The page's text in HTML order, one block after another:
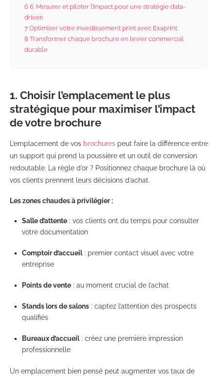
66. Mesurer et piloter l’impact pour une stratégie data-
driven
7Optimiser votre investissement print avec Exaprint
8 Transformer chaque brochure en levier commercial
durable
1. Choisir l’emplacement le plus
stratégique pour maximiser l’impact
de votre brochure
L’emplacement de vos brochures peut faire la différence entre
un support qui prend la poussière et un outil de conversion
redoutable. La règle d’or ? Positionnez chaque brochure là où
vos clients prennent leurs décisions d’achat.
Les zones chaudes à privilégier :
Salle d’attente : vos clients ont du temps pour consulter
votre documentation
Comptoir d’accueil: premier contact visuel avec votre
entreprise
Points de vente : au moment crucial de l’achat
Stands lors de salons : captez l’attention des prospects
qualifiés
Bureaux d’accueil: créez une première impression
professionnelle
Un emplacement bien pensé peut augmenter vos taux de